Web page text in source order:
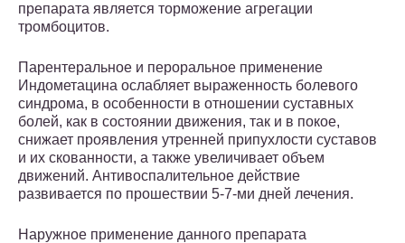
препарата является торможение агрегации
тромбоцитов.
Парентеральное и пероральное применение
Индометацина ослабляет выраженность болевого
синдрома, в особенности в отношении суставных
болей, как в состоянии движения, так и в покое,
снижает проявления утренней припухлости суставов
и их скованности, а также увеличивает объем
движений. Антивоспалительное действие
развивается по прошествии 5-7-ми дней лечения.
Наружное применение данного препарата